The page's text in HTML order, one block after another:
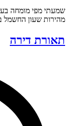
שמעתי מפי מומחה
מהירות שעון החשמל
תאורת דירה